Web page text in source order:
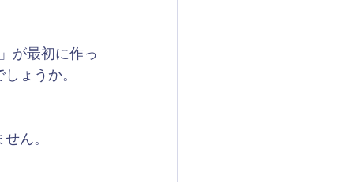
が最初に作っ
ょうか。
ん。